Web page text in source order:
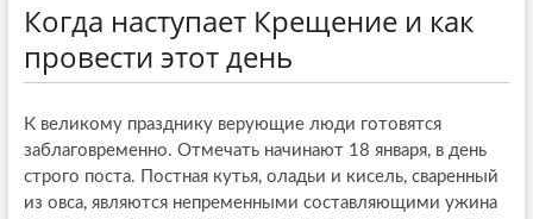
Когда наступает Крещение и как
провести этот день
К великому празднику верующие люди готовятся
заблаговременно. Отмечать начинают 18 января, в день
строго поста. Постная кутья, оладьи и кисель, сваренный
из овса, являются непременными составляющими ужина